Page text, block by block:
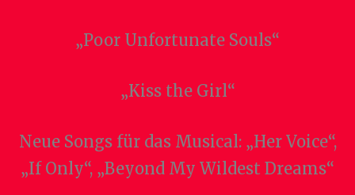
„Poor Unfortunate Souls“
„Kiss the Girl“
Neue Songs für das Musical: „Her Voice“,
„If Only“, „Beyond My Wildest Dreams“